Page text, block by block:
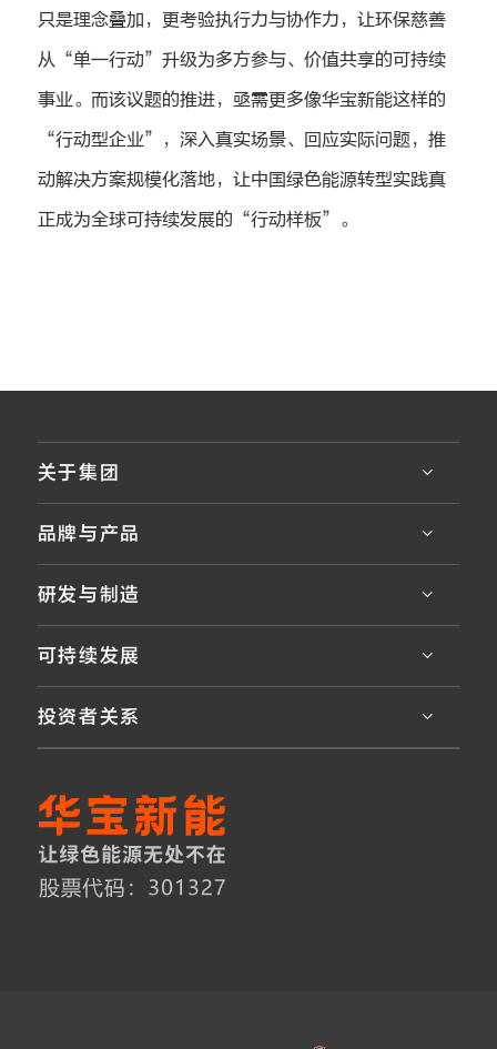
只是理念叠加，更考验执行力与协作力，让环保慈善
从“单一行动”升级为多方参与、价值共享的可持续
事业。而该议题的推进，亟需更多像华宝新能这样的
“行动型企业”，深入真实场景、回应实际问题，推
动解决方案规模化落地，让中国绿色能源转型实践真
正成为全球可持续发展的“行动样板”。
关于集团
品牌与产品
研发与制造
可持续发展
投资者关系